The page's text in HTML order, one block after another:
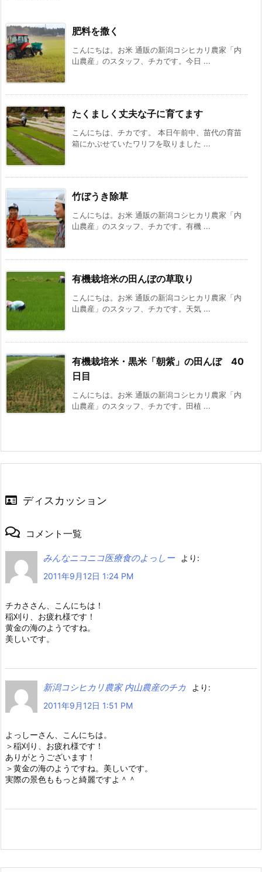
肥料を撒く
こんにちは。お米 通販の新潟コシヒカリ農家「内
山農産」のスタッフ、チカです。今日 ...
たくましく丈夫な子に育てます
こんにちは、チカです。 本日午前中、苗代の育苗
箱にかぶせていたワリフを取りました ...
竹ぼうき除草
こんにちは。お米 通販の新潟コシヒカリ農家「内
山農産」のスタッフ、チカです。有機 ...
有機栽培米の田んぼの草取り
こんにちは。お米 通販の新潟コシヒカリ農家「内
山農産」のスタッフ、チカです。天気 ...
有機栽培米・黒米「朝紫」の田んぼ 40
日目
こんにちは。お米 通販の新潟コシヒカリ農家「内
山農産」のスタッフ、チカです。田植 ...
ディスカッション
コメント一覧
みんなニコニコ医療食のよっしー
より:
2011年9月12日 1:24 PM
チカささん、こんにちは！
稲刈り、お疲れ様です！
黄金の海のようですね。
美しいです。
新潟コシヒカリ農家 内山農産のチカ
より:
2011年9月12日 1:51 PM
よっしーさん、こんにちは。
＞稲刈り、お疲れ様です！
ありがとうございます！
＞黄金の海のようですね。美しいです。
実際の景色ももっと綺麗ですよ＾＾